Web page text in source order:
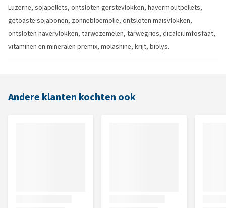
Luzerne, sojapellets, ontsloten gerstevlokken, havermoutpellets,
getoaste sojabonen, zonnebloemolie, ontsloten maïsvlokken,
ontsloten havervlokken, tarwezemelen, tarwegries, dicalciumfosfaat,
vitaminen en mineralen premix, molashine, krijt, biolys.
Andere klanten kochten ook